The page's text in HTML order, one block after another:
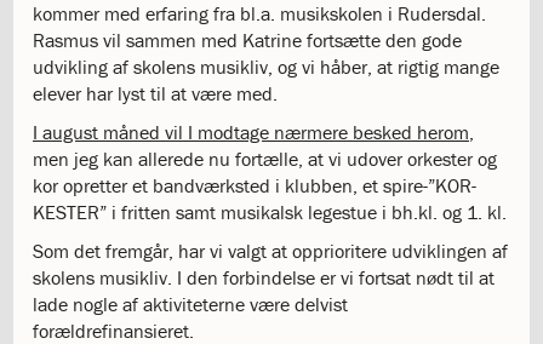
folkestyre
1.26:
Jobopslag
1.27:
Optagelse
trygt
og
langt
skoleliv
begynder
her
1.29:
Orienteringsmøder
1.30:
Sådan
kommer med erfaring fra bl.a. musikskolen i Rudersdal.
Rasmus vil sammen med Katrine fortsætte den gode
udvikling af skolens musikliv, og vi håber, at rigtig mange
elever har lyst til at være med.
I august måned vil I modtage nærmere besked herom,
men jeg kan allerede nu fortælle, at vi udover orkester og
kor opretter et bandværksted i klubben, et spire-”KOR-
KESTER” i fritten samt musikalsk legestue i bh.kl. og 1. kl.
Som det fremgår, har vi valgt at opprioritere udviklingen af
skolens musikliv. I den forbindelse er vi fortsat nødt til at
lade nogle af aktiviteterne være delvist
forældrefinansieret.